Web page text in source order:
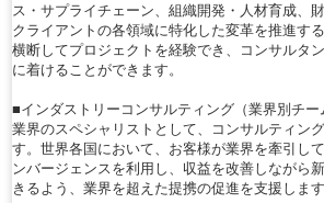
ス・サプライチェーン、組織開発・人材育成、
クライアントの各領域に特化した変革を推進す
横断してプロジェクトを経験でき、コンサルタ
に着けることができます。
■インダストリーコンサルティング（業界別チー
業界のスペシャリストとして、コンサルティン
す。世界各国において、お客様が業界を牽引し
ンバージェンスを利用し、収益を改善しながら
きるよう、業界を超えた提携の促進を支援します